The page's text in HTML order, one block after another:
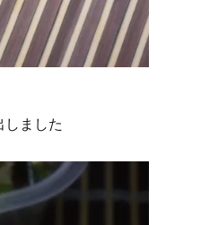
しました